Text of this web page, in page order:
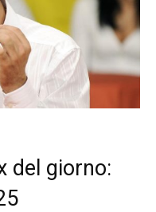
del giorno: